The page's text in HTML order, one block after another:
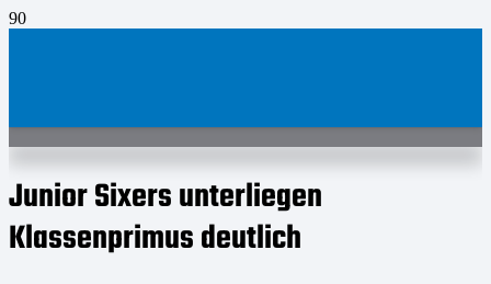
Junior Sixers unterliegen
Klassenprimus deutlich